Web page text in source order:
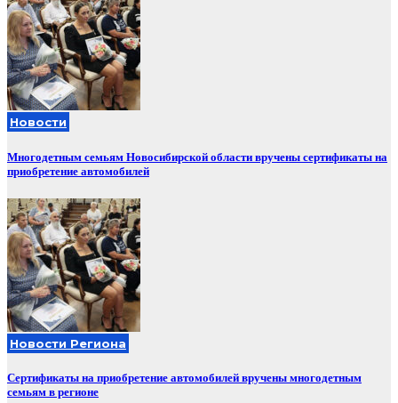
Новости
Многодетным семьям Новосибирской области вручены сертификаты на
приобретение автомобилей
Новости Региона
Сертификаты на приобретение автомобилей вручены многодетным
семьям в регионе